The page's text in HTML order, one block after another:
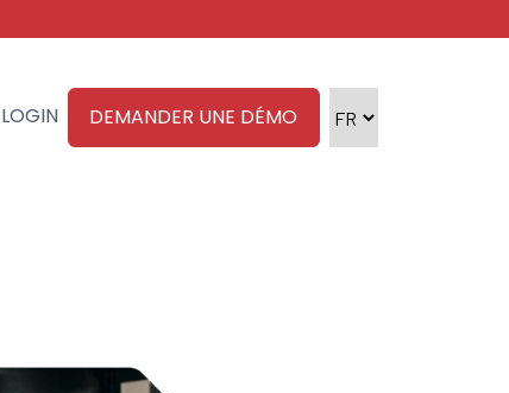
LOGIN DEMANDER UNE DÉMO